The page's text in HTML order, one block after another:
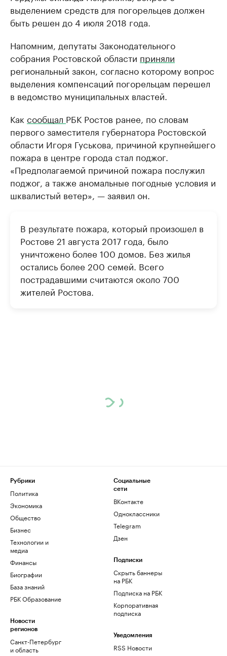
выделением средств для погорельцев должен
быть решен до 4 июля 2018 года.
Напомним, депутаты Законодательного
собрания Ростовской области приняли
региональный закон, согласно которому вопрос
выделения компенсаций погорельцам перешел
в ведомство муниципальных властей.
Как сообщал РБК Ростов ранее, по словам
первого заместителя губернатора Ростовской
области Игоря Гуськова, причиной крупнейшего
пожара в центре города стал поджог.
«Предполагаемой причиной пожара послужил
поджог, а также аномальные погодные условия и
шквалистый ветер», — заявил он.
В результате пожара, который произошел в
Ростове 21 августа 2017 года, было
уничтожено более 100 домов. Без жилья
остались более 200 семей. Всего
пострадавшими считаются около 700
жителей Ростова.
Рубрики
Политика
Экономика
Общество
Бизнес
Технологии и
медиа
Финансы
Биографии
База знаний
РБК Образование
Новости
регионов
Санкт-Петербург
и область
Социальные
сети
ВКонтакте
Одноклассники
Telegram
Дзен
Подписки
Скрыть баннеры
на РБК
Подписка на РБК
Корпоративная
подписка
Уведомления
RSS Новости